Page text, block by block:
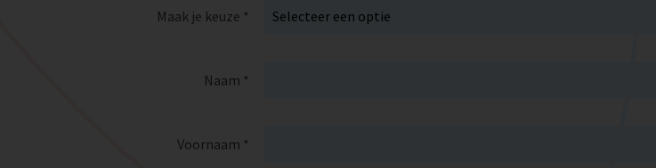
Maak je keuze *
Naam *
Voornaam *